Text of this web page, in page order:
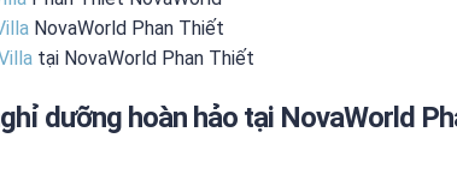
NovaWorld Phan Thiết
tại NovaWorld Phan Thiết
dưỡng hoàn hảo tại NovaWorld